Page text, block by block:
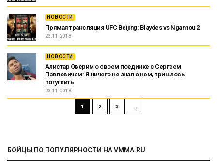
НОВОСТИ
Прямая трансляция UFC Beijing: Blaydes vs Ngannou 2
23.11.2018
НОВОСТИ
Алистар Оверим о своем поединке с Сергеем
Павловичем: Я ничего не знал о нем, пришлось
погуглить
23.11.2018
1 2 3 →
БОЙЦЫ ПО ПОПУЛЯРНОСТИ НА VMMA.RU